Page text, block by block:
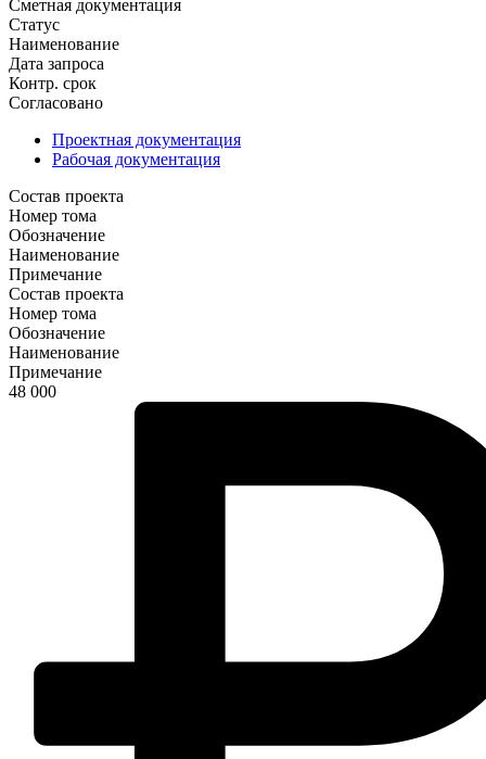
Сметная документация
Статус
Наименование
Дата запроса
Контр. срок
Согласовано
Проектная документация
Рабочая документация
Состав проекта
Номер тома
Обозначение
Наименование
Примечание
Состав проекта
Номер тома
Обозначение
Наименование
Примечание
48 000